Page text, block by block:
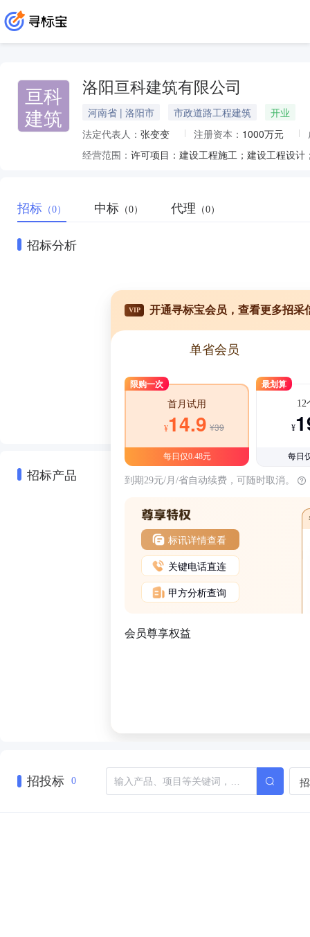
亘科
建筑
洛阳亘科建筑有限公司
河南省 | 洛阳市 市政道路工程建筑
开业
法定代表人： 张变变 注册资本： 1000万元
经营范围：
招标 （0） 中标 （0） 代理 （0）
招标分析
VIP 开通寻标宝会员，查看更多招采
单省会员
限购一次
首月试用
¥14.9 ¥39
每日仅0.48元
最划算
12
¥
每日
到期29元/月/省自动续费，可随时取消。
标讯详情查看
关键电话直连
甲方分析查询
会员尊享权益